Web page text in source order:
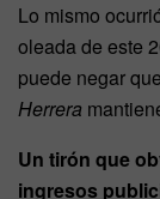
Lo mismo
oleada de este
puede negar
Herrera
Un tirón que
ingresos